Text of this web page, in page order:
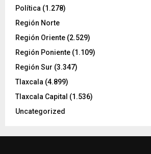
Política (1.278)
Región Norte
Región Oriente (2.529)
Región Poniente (1.109)
Región Sur (3.347)
Tlaxcala (4.899)
Tlaxcala Capital (1.536)
Uncategorized